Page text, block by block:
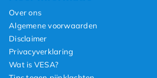
Over ons
Algemene voorwaarden
Disclaimer
Privacyverklaring
Wat is VESA?